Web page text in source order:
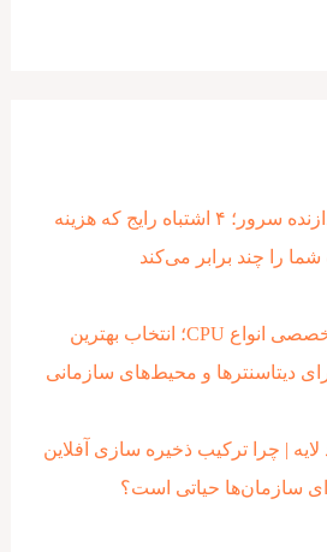
بهترین پردازنده‌ سرور؛ ۴ اشتباه رایج که هزینه
را چند برابر می‌کند
راهنمای تخصصی انواع CPU؛ انتخاب بهترین
دیتاسنترها و محیط‌های سازمانی
لایه | چرا ترکیب ذخیره‌ سازی آفلاین
سازمان‌ها حیاتی است؟